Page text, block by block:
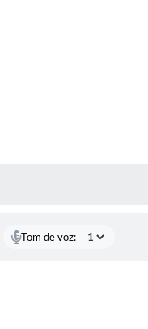
Tom de voz: